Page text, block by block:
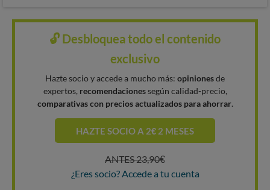
🔓 Desbloquea todo el contenido
exclusivo
Hazte socio y accede a mucho más: opinionesde
expertos, recomendacionessegún calidad-precio,
comparativas con precios actualizados para ahorrar.
HAZTE SOCIO A 2€ 2 MESES
ANTES 23,90€
¿Eres socio? Accede a tu cuenta